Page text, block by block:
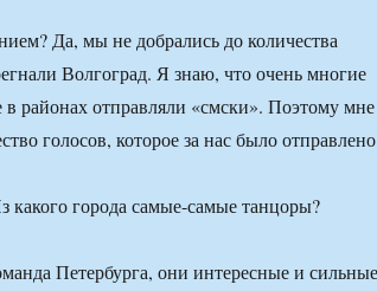
Да, мы не добрались до количества
Волгоград. Я знаю, что очень многие
районах отправляли «смски». Поэтому мне
голосов, которое за нас было
города самые-самые танцоры?
Петербурга, они интересные и сильные